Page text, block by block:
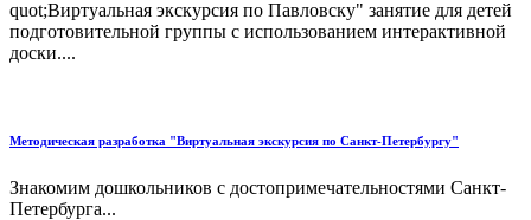
quot;Виртуальная экскурсия по Павловску" занятие для детей
подготовительной группы с использованием интерактивной
доски....
Методическая разработка "Виртуальная экскурсия по Санкт-Петербургу"
Знакомим дошкольников с достопримечательностями Санкт-
Петербурга...